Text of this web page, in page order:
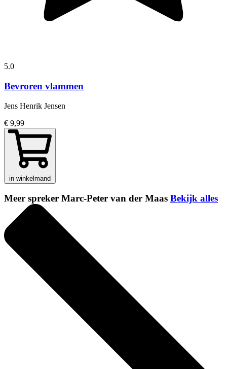
5.0
Bevroren vlammen
Jens Henrik Jensen
€ 9,99
in winkelmand
Meer spreker Marc-Peter van der Maas Bekijk alles